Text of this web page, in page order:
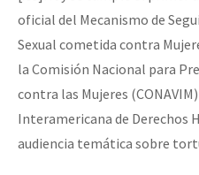
oficial del Mecanismo de
Sexual cometida contra
la Comisión Nacional para
contra las Mujeres
Interamericana de Derechos
audiencia temática sobre